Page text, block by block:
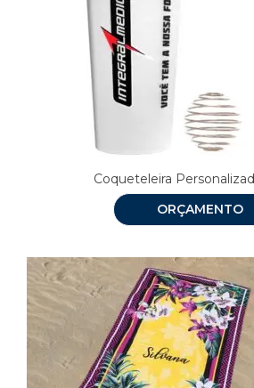
Coqueteleira
ORÇAMENTO